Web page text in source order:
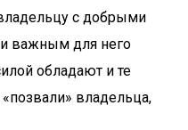
с добрыми
важным для него
обладают и те
владельца,